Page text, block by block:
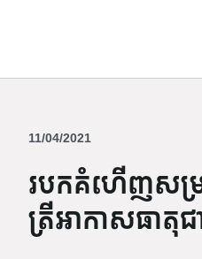
11/04/2021
របកគំហើញសម្រ
ត្រីអាកាសធាតុ